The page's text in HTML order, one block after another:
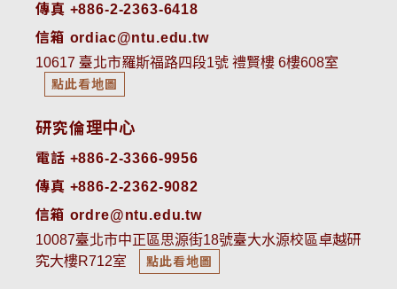
傳真 +886-2-2363-6418
信箱 ordiac@ntu.edu.tw
10617 臺北市羅斯福路四段1號 禮賢樓 6樓608室
點此看地圖
研究倫理中心
電話 +886-2-3366-9956
傳真 +886-2-2362-9082
信箱 ordre@ntu.edu.tw
10087臺北市中正區思源街18號臺大水源校區卓越研
究大樓R712室
點此看地圖